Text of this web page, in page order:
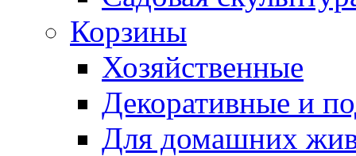
Корзины
Хозяйственные
Декоративные и
Для домашних